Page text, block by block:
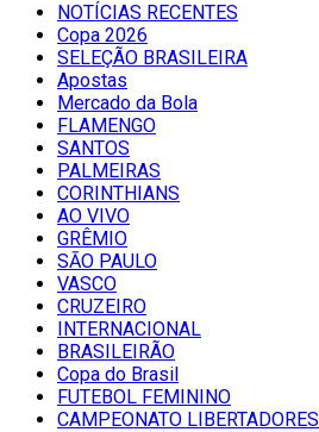
NOTÍCIAS RECENTES
Copa 2026
SELEÇÃO BRASILEIRA
Apostas
Mercado da Bola
FLAMENGO
SANTOS
PALMEIRAS
CORINTHIANS
AO VIVO
GRÊMIO
SĀO PAULO
VASCO
CRUZEIRO
INTERNACIONAL
BRASILEIRÃO
Copa do Brasil
FUTEBOL FEMININO
CAMPEONATO LIBERTADORES